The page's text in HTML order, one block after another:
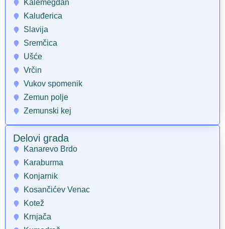
Kalemegdan
Kaluđerica
Slavija
Sremčica
Ušće
Vrčin
Vukov spomenik
Zemun polje
Zemunski kej
Delovi grada
Kanarevo Brdo
Karaburma
Konjarnik
Kosančićev Venac
Kotež
Krnjača